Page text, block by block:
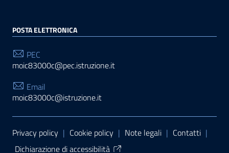
POSTA ELETTRONICA
PEC
moic83000c@pec.istruzione.it
Email
moic83000c@istruzione.it
Sezione Link Utili
Privacy policy | Cookie policy | Note legali | Contatti |
Dichiarazione di accessibilità